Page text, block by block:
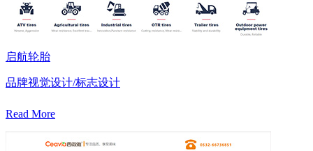
启航轮胎
品牌视觉设计/标志设计
Read More